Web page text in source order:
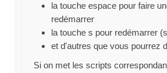
la touche espace pour faire
redémarrer
la touche s pour redémarrer
et d'autres que vous pourrez
Si on met les scripts